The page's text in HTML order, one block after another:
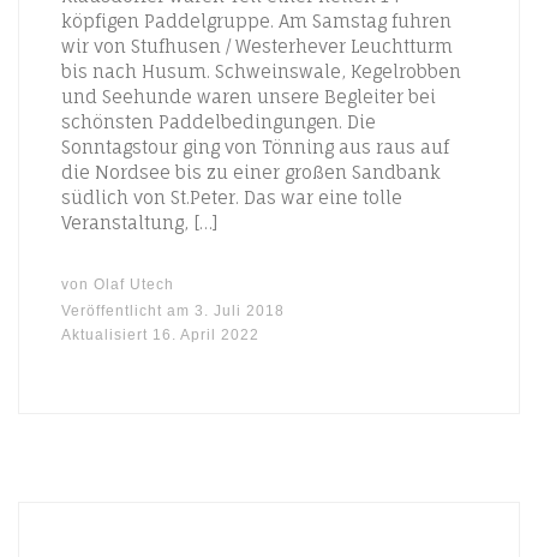
köpfigen Paddelgruppe. Am Samstag fuhren
wir von Stufhusen / Westerhever Leuchtturm
bis nach Husum. Schweinswale, Kegelrobben
und Seehunde waren unsere Begleiter bei
schönsten Paddelbedingungen. Die
Sonntagstour ging von Tönning aus raus auf
die Nordsee bis zu einer großen Sandbank
südlich von St.Peter. Das war eine tolle
Veranstaltung, […]
vonOlaf Utech
Veröffentlicht am3. Juli 2018
Aktualisiert 16. April 2022